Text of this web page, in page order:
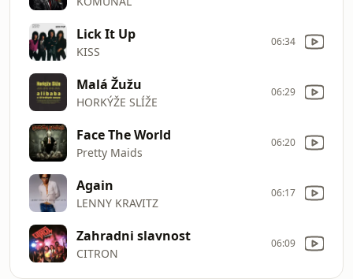
Lick It Up
KISS
06:34
Malá Žužu
HORKÝŽE SLÍŽE
06:29
Face The World
Pretty Maids
06:20
Again
LENNY KRAVITZ
06:17
Zahradni slavnost
CITRON
06:09